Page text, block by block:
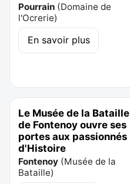
Pourrain (Domaine de
l'Ocrerie)
En savoir plus
Le Musée de la Bataille
de Fontenoy ouvre ses
portes aux passionnés
d'Histoire
Fontenoy (Musée de la
Bataille)